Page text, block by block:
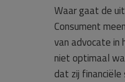
Waar gaat de
Consument
van advocate in
niet optimaal
dat zij